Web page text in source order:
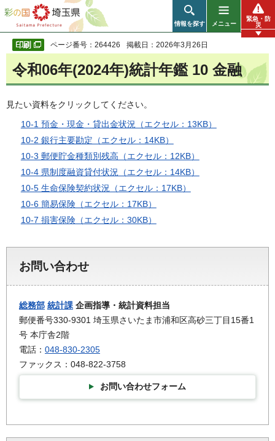
彩の国 埼玉県
情報を探す メニュー
緊急・防
災
ページ番号：264426 掲載日：2026年3月26日
令和06年(2024年)統計年鑑 10 金融
見たい資料をクリックしてください。
10-1 預金・現金・貸出金状況（エクセル：13KB）
10-2 銀行主要勘定（エクセル：14KB）
10-3 郵便貯金種類別残高（エクセル：12KB）
10-4 県制度融資貸付状況（エクセル：14KB）
10-5 生命保険契約状況（エクセル：17KB）
10-6 簡易保険（エクセル：17KB）
10-7 損害保険（エクセル：30KB）
お問い合わせ
総務部 統計課 企画指導・統計資料担当
郵便番号330-9301 埼玉県さいたま市浦和区高砂三丁目15番1
号 本庁舎2階
電話： 048-830-2305
ファックス：048-822-3758
お問い合わせフォーム